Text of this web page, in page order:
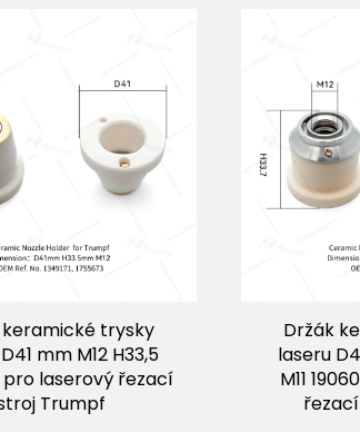
keramické trysky
mm M12 H33,5
pro laserový řezací
Trumpf
Držák
laseru
M11